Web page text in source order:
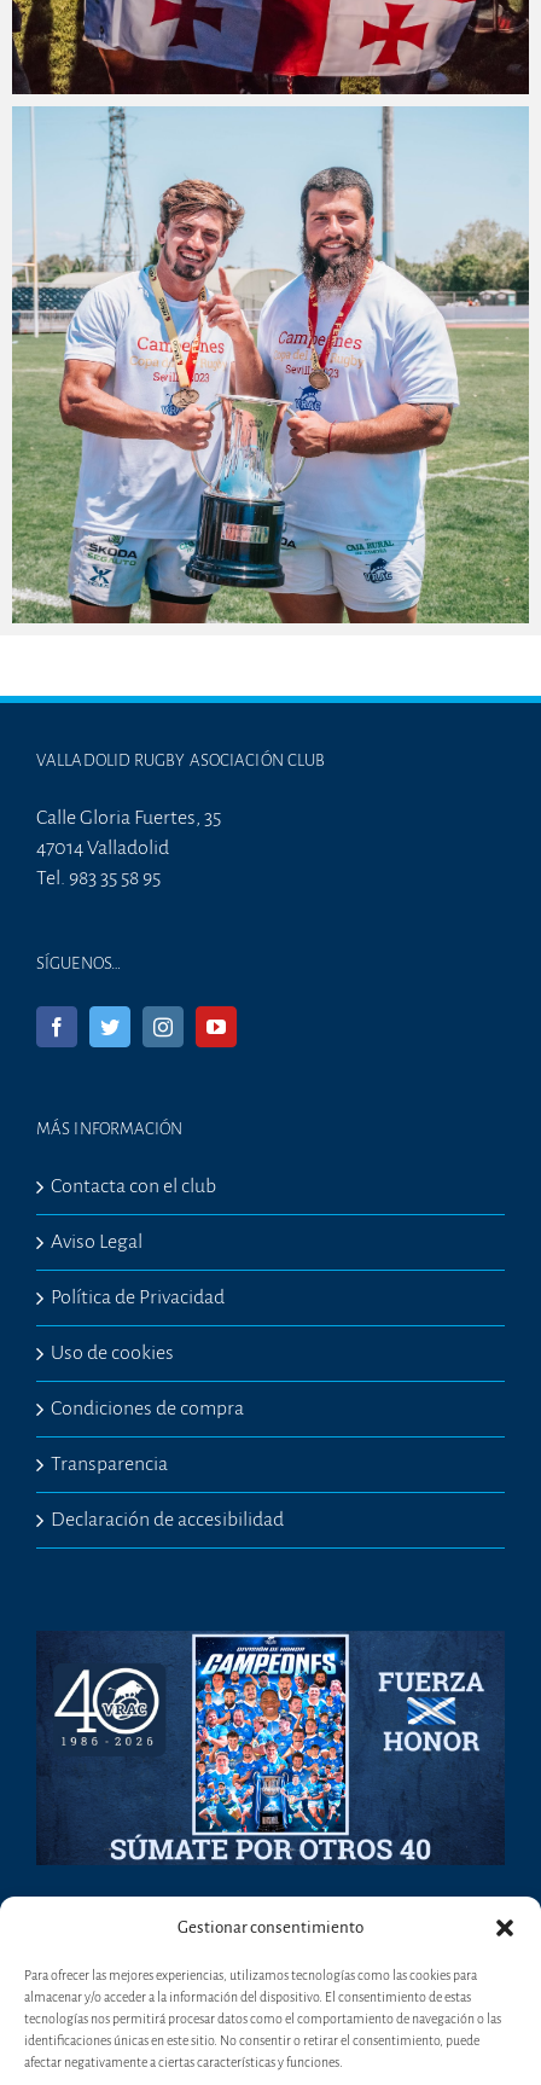
Gestionar consentimiento
Para ofrecer las mejores experiencias, utilizamos tecnologías como las cookies para
almacenar y/o acceder a la información del dispositivo. El consentimiento de estas
tecnologías nos permitirá procesar datos como el comportamiento de navegación o las
identificaciones únicas en este sitio. No consentir o retirar el consentimiento, puede
afectar negativamente a ciertas características y funciones.
VALLADOLID RUGBY ASOCIACIÓN CLUB
Calle Gloria Fuertes, 35
47014 Valladolid
Tel. 983 35 58 95
SÍGUENOS…
MÁS INFORMACIÓN
Contacta con el club
Aviso Legal
Política de Privacidad
Uso de cookies
Condiciones de compra
Transparencia
Declaración de accesibilidad